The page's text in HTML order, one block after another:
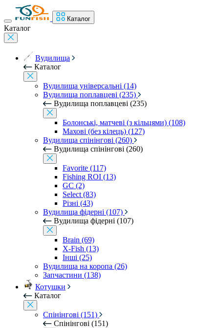
Каталог
Каталог
Вудилища
Каталог
Вудилища універсальні (14)
Вудилища поплавцеві (235)
Вудилища поплавцеві (235)
Болонські, матчеві (з кільцями) (108)
Махові (без кілець) (127)
Вудилища спінінгові (260)
Вудилища спінінгові (260)
Favorite (117)
Fishing ROI (13)
GC (2)
Select (83)
Різні (43)
Вудилища фідерні (107)
Вудилища фідерні (107)
Brain (69)
X-Fish (13)
Інші (25)
Вудилища на коропа (26)
Запчастини (138)
Котушки
Каталог
Спінінгові (151)
Спінінгові (151)